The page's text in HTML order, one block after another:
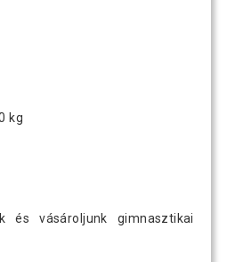
kg
és vásároljunk gimnasztikai